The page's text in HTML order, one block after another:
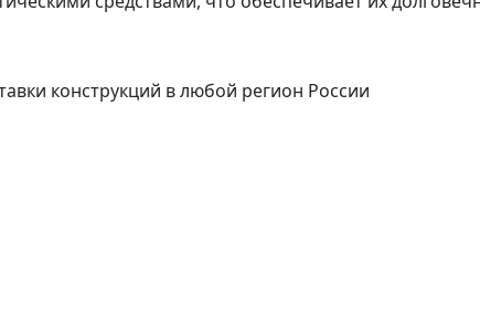
конструкций в любой регион России